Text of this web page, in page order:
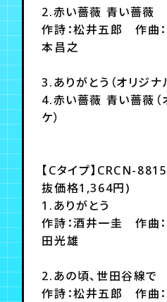
2.赤い薔薇 青い薔薇
作詩：松井五郎 作曲
本昌之
3.ありがとう（オリジナ
4.赤い薔薇 青い薔薇（
ケ）
【Cタイプ】CRCN-
抜価格1,364円)
1.ありがとう
作詩：酒井一圭 作曲
田光雄
2.あの頃、世田谷線で
作詩：松井五郎 作曲